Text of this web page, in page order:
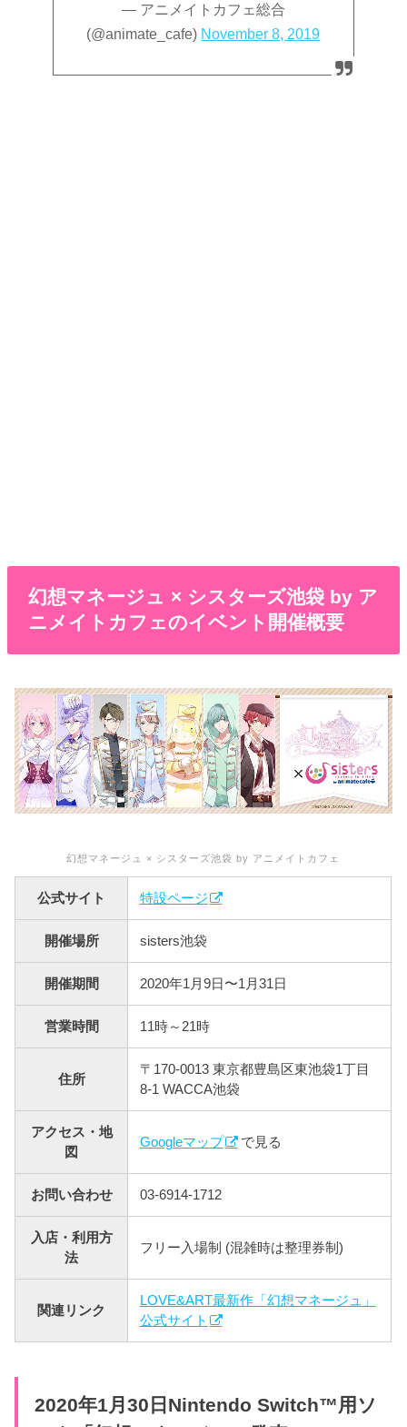
— アニメイトカフェ総合
(@animate_cafe) November 8, 2019
幻想マネージュ × シスターズ池袋 by ア
ニメイトカフェのイベント開催概要
幻想マネージュ × シスターズ池袋 by アニメイトカフェ
公式サイト 特設ページ
開催場所 sisters池袋
開催期間 2020年1月9日〜1月31日
営業時間 11時～21時
住所
〒170-0013 東京都豊島区東池袋1丁目
8-1 WACCA池袋
アクセス・地
図
Googleマップ で見る
お問い合わせ 03-6914-1712
入店・利用方
法
フリー入場制 (混雑時は整理券制)
関連リンク
LOVE&ART最新作「幻想マネージュ」
公式サイト
2020年1月30日Nintendo Switch™用ソ